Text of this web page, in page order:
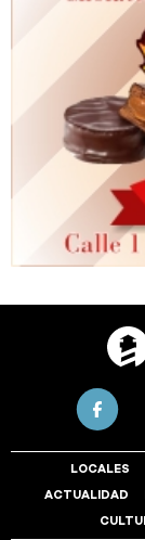
LOCALES
ACTUALIDAD